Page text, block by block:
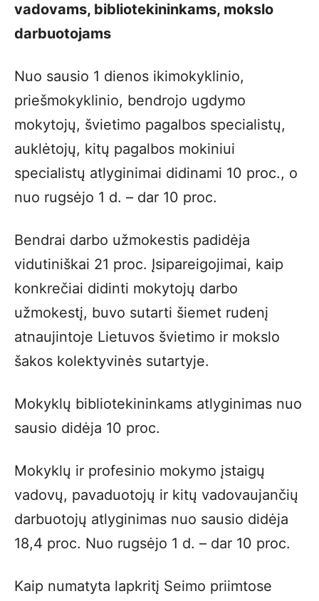
vadovams, bibliotekininkams, mokslo
darbuotojams
Nuo sausio 1 dienos ikimokyklinio,
priešmokyklinio, bendrojo ugdymo
mokytojų, švietimo pagalbos specialistų,
auklėtojų, kitų pagalbos mokiniui
specialistų atlyginimai didinami 10 proc., o
nuo rugsėjo 1 d. – dar 10 proc.
Bendrai darbo užmokestis padidėja
vidutiniškai 21 proc. Įsipareigojimai, kaip
konkrečiai didinti mokytojų darbo
užmokestį, buvo sutarti šiemet rudenį
atnaujintoje Lietuvos švietimo ir mokslo
šakos kolektyvinės sutartyje.
Mokyklų bibliotekininkams atlyginimas nuo
sausio didėja 10 proc.
Mokyklų ir profesinio mokymo įstaigų
vadovų, pavaduotojų ir kitų vadovaujančių
darbuotojų atlyginimas nuo sausio didėja
18,4 proc. Nuo rugsėjo 1 d. – dar 10 proc.
Kaip numatyta lapkritį Seimo priimtose